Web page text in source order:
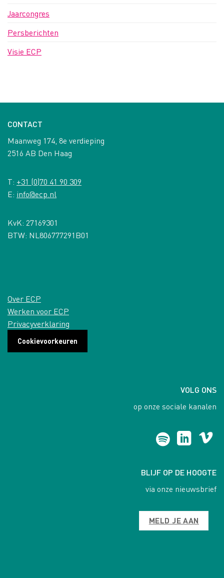
Jaarcongres
Persberichten
Visie ECP
CONTACT
Maanweg 174, 8e verdieping
2516 AB Den Haag
T: +31 (0)70 41 90 309
E: info@ecp.nl
KvK: 27169301
BTW: NL806777291B01
Over ECP
Werken voor ECP
Privacyverklaring
Cookievoorkeuren
VOLG ONS
op onze sociale kanalen
BLIJF OP DE HOOGTE
via onze nieuwsbrief
MELD JE AAN